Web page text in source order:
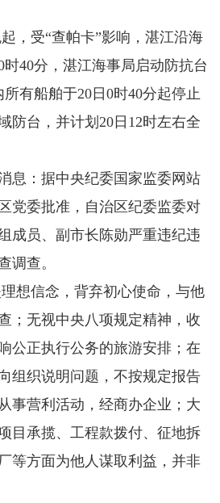
受“查帕卡”影响，湛江沿海
时40分，湛江海事局启动防抗台
有船舶于20日0时40分起停止
防台，并计划20日12时左右全
：据中央纪委国家监委网站
党委批准，自治区纪委监委对
成员、副市长陈勋严重违纪违
调查。
信念，背弃初心使命，与他
；无视中央八项规定精神，收
公正执行公务的旅游安排；在
组织说明问题，不按规定报告
事营利活动，经商办企业；大
目承揽、工程款拨付、征地拆
等方面为他人谋取利益，并非